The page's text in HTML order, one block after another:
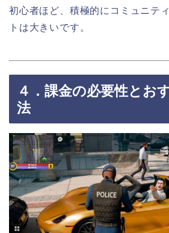
初心者ほど、積極的にコミュニテ
トは大きいです。
４．課金の必要性とお
法